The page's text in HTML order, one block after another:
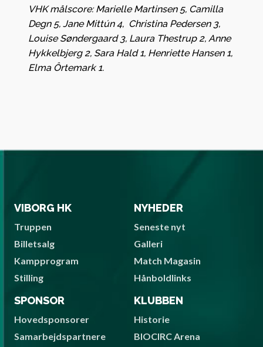
VHK målscore: Marielle Martinsen 5, Camilla
Degn 5, Jane Mittún 4, Christina Pedersen 3,
Louise Søndergaard 3, Laura Thestrup 2, Anne
Hykkelbjerg 2, Sara Hald 1, Henriette Hansen 1,
Elma Ôrtemark 1.
VIBORG HK
Truppen
Billetsalg
Kampprogram
Stilling
NYHEDER
Seneste nyt
Galleri
Match Magasin
Hånboldlinks
SPONSOR
Hovedsponsorer
Samarbejdspartnere
KLUBBEN
Historie
BIOCIRC Arena